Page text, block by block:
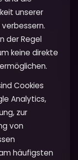
unserer
der Regel
keine direkte
Cookies
Analytics,
zur
von
häufigsten